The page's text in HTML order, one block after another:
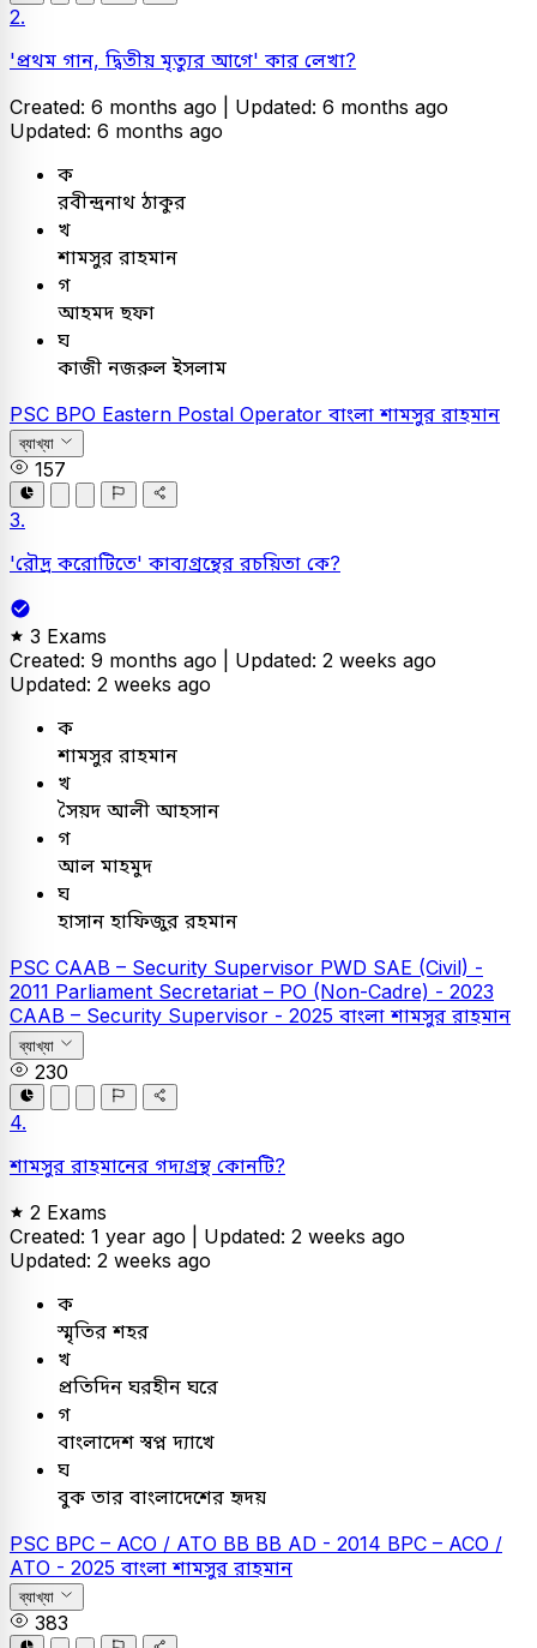
2.
'প্রথম গান, দ্বিতীয় মৃত্যুর আগে' কার লেখা?
Created: 6 months ago | Updated: 6 months ago
Updated: 6 months ago
ক
রবীন্দ্রনাথ ঠাকুর
খ
শামসুর রাহমান
গ
আহমদ ছফা
ঘ
কাজী নজরুল ইসলাম
PSC BPO Eastern Postal Operator বাংলাশামসুর রাহমান
ব্যাখ্যা
157
3.
'রৌদ্র করোটিতে' কাব্যগ্রন্থের রচয়িতা কে?
3 Exams
Created: 9 months ago | Updated: 2 weeks ago
Updated: 2 weeks ago
ক
শামসুর রাহমান
খ
সৈয়দ আলী আহসান
গ
আল মাহমুদ
ঘ
হাসান হাফিজুর রহমান
PSC CAAB – Security Supervisor PWD SAE (Civil) -
2011 Parliament Secretariat – PO (Non-Cadre) - 2023
CAAB – Security Supervisor - 2025 বাংলাশামসুর রাহমান
ব্যাখ্যা
230
4.
শামসুর রাহমানের গদ্যগ্রন্থ কোনটি?
2 Exams
Created: 1 year ago | Updated: 2 weeks ago
Updated: 2 weeks ago
ক
স্মৃতির শহর
খ
প্রতিদিন ঘরহীন ঘরে
গ
বাংলাদেশ স্বপ্ন দ্যাখে
ঘ
বুক তার বাংলাদেশের হৃদয়
PSC BPC – ACO / ATO BB BB AD - 2014 BPC – ACO /
ATO - 2025 বাংলাশামসুর রাহমান
ব্যাখ্যা
383